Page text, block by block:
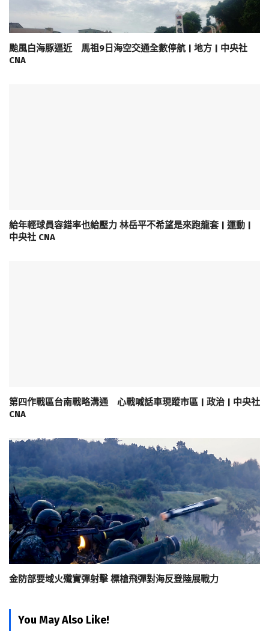
颱風白海豚逼近 馬祖9日海空交通全數停航 | 地方 | 中央社
CNA
給年輕球員容錯率也給壓力 林岳平不希望是來跑龍套 | 運動 |
中央社 CNA
第四作戰區台南戰略溝通 心戰喊話車現蹤市區 | 政治 | 中央社
CNA
金防部要域火殲實彈射擊 標槍飛彈對海反登陸展戰力
You May Also Like!